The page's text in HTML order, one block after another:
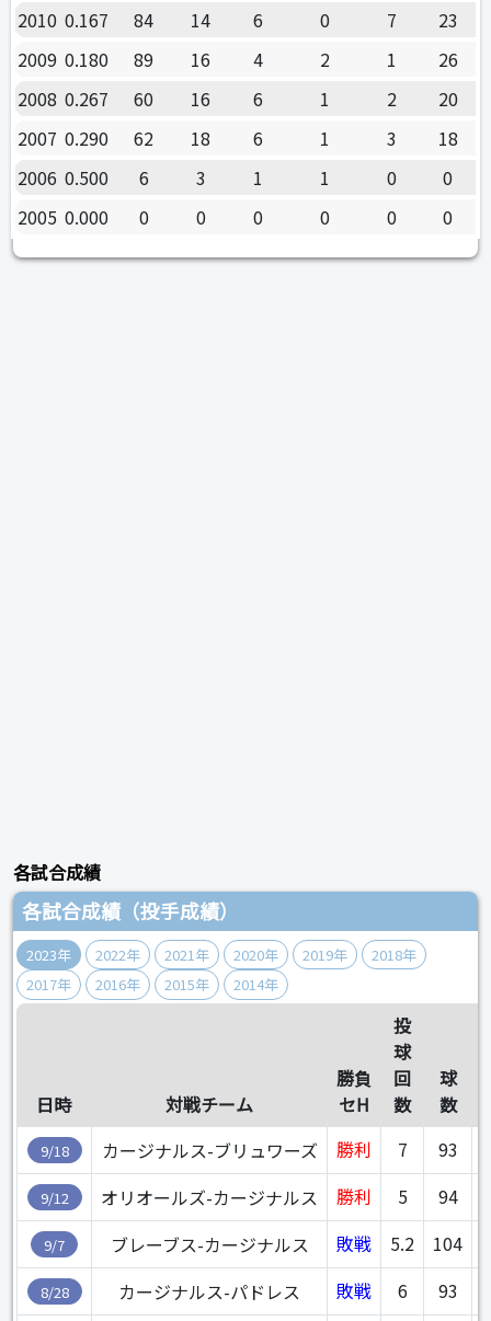
2010 0.167 84 14 6 0 7
23
2009 0.180 89 16 4 2 1
26
2008 0.267 60 16 6 1 2
20
2007 0.290 62 18 6 1 3
18
2006 0.500 6 3 1 1 0
0
2005 0.000 0 0 0 0 0 0
各試合成績
各試合成績（投手成績）
2023年 2022年 2021年 2020年 2019年
2018年
2017年
2016年 2015年 2014年
日時 対戦チーム
勝負
セH
投
球
回
数
球
数
9/18 カージナルス-ブリュワーズ 勝利 7 93
9/12 オリオールズ-カージナルス 勝利 5 94
9/7 ブレーブス-カージナルス 敗戦 5.2 104
8/28 カージナルス-パドレス 敗戦 6 93